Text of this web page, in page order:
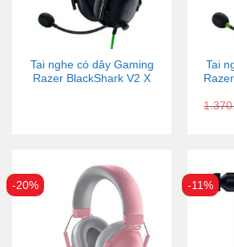
Tai nghe có dây Gaming
Razer BlackShark V2 X
Tai
-20% -11%